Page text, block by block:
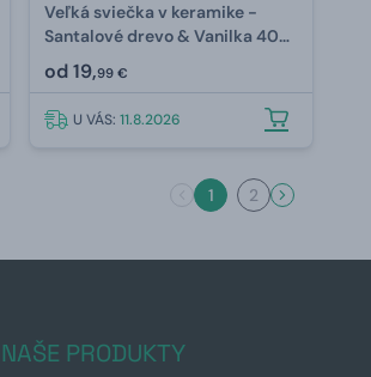
Veľká sviečka v keramike -
Santalové drevo & Vanilka 400
od19,99 €
U VÁS:11.8.2026
1 2
NAŠE PRODUKTY